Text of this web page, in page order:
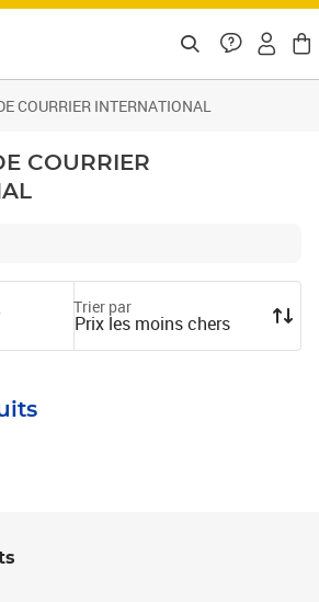
COURRIER INTERNATIONAL
COURRIER
Trier par
Prix les moins chers